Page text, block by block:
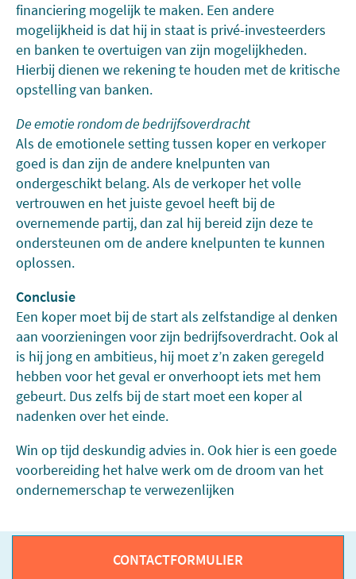
financiering mogelijk te maken. Een andere
mogelijkheid is dat hij in staat is privé-investeerders
en banken te overtuigen van zijn mogelijkheden.
Hierbij dienen we rekening te houden met de kritische
opstelling van banken.
De emotie rondom de bedrijfsoverdracht
Als de emotionele setting tussen koper en verkoper
goed is dan zijn de andere knelpunten van
ondergeschikt belang. Als de verkoper het volle
vertrouwen en het juiste gevoel heeft bij de
overnemende partij, dan zal hij bereid zijn deze te
ondersteunen om de andere knelpunten te kunnen
oplossen.
Conclusie
Een koper moet bij de start als zelfstandige al denken
aan voorzieningen voor zijn bedrijfsoverdracht. Ook al
is hij jong en ambitieus, hij moet z’n zaken geregeld
hebben voor het geval er onverhoopt iets met hem
gebeurt. Dus zelfs bij de start moet een koper al
nadenken over het einde.
Win op tijd deskundig advies in. Ook hier is een goede
voorbereiding het halve werk om de droom van het
ondernemerschap te verwezenlijken
CONTACTFORMULIER